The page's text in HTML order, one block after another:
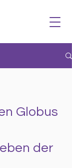
Globus
der